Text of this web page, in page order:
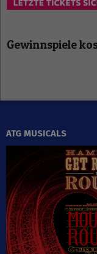
Gewinnspiele
ATG MUSICALS